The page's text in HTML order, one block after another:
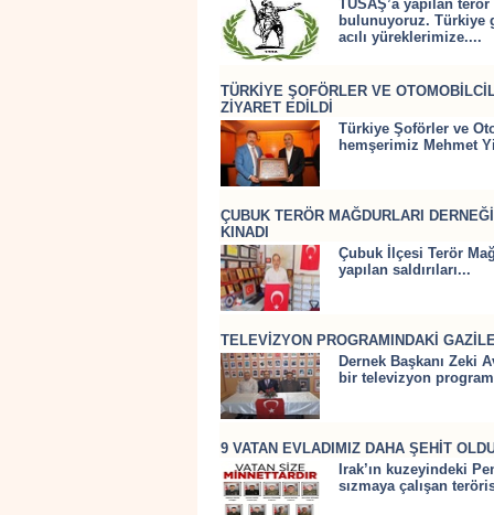
TUSAŞ’a yapılan
bulunuyoruz. Türkiye
acılı yüreklerimize....
TÜRKİYE ŞOFÖRLER VE
ZİYARET EDİLDİ
Türkiye Şoförler ve
hemşerimiz Mehmet
ÇUBUK TERÖR MAĞDURLARI
KINADI
Çubuk İlçesi Terör
yapılan saldırıları...
TELEVİZYON PROGRAMINDAKİ
Dernek Başkanı Zeki
bir televizyon
9 VATAN EVLADIMIZ DAHA ŞEHİT
Irak’ın kuzeyindeki
sızmaya çalışan